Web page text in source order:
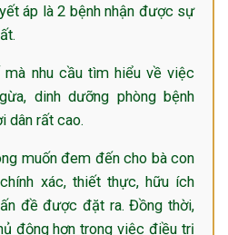
áp là 2 bệnh nhận được sự
mà nhu cầu tìm hiểu về việc
dinh dưỡng phòng bệnh
dân rất cao.
muốn đem đến cho bà con
xác, thiết thực, hữu ích
đề được đặt ra. Đồng thời,
động hơn trong việc điều trị